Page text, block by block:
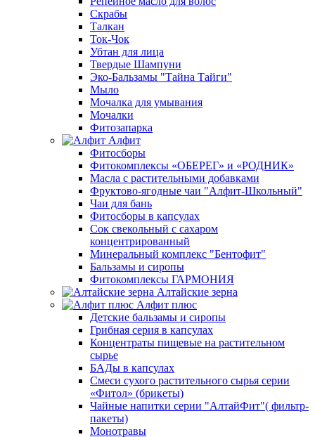
Скрабы
Талкан
Ток-Чок
Убтан для лица
Твердые Шампуни
Эко-Бальзамы "Тайна Тайги"
Мыло
Мочалка для умывания
Мочалки
Фитозапарка
Алфит
Фитосборы
Фитокомплексы «ОБЕРЕГ» и «РОДНИК»
Масла с растительными добавками
Фруктово-ягодные чаи "Алфит-Школьный"
Чаи для бань
Фитосборы в капсулах
Сок свекольный с сахаром
концентрированный
Минеральный комплекс "Бентофит"
Бальзамы и сиропы
Фитокомплексы ГАРМОНИЯ
Алтайские зерна
Алфит плюс
Детские бальзамы и сиропы
Грибная серия в капсулах
Концентраты пищевые на растительном
сырье
БАДы в капсулах
Смеси сухого растительного сырья серии
«Фитол» (брикеты)
Чайные напитки серии "АлтайФит"( фильтр-
пакеты)
Монотравы